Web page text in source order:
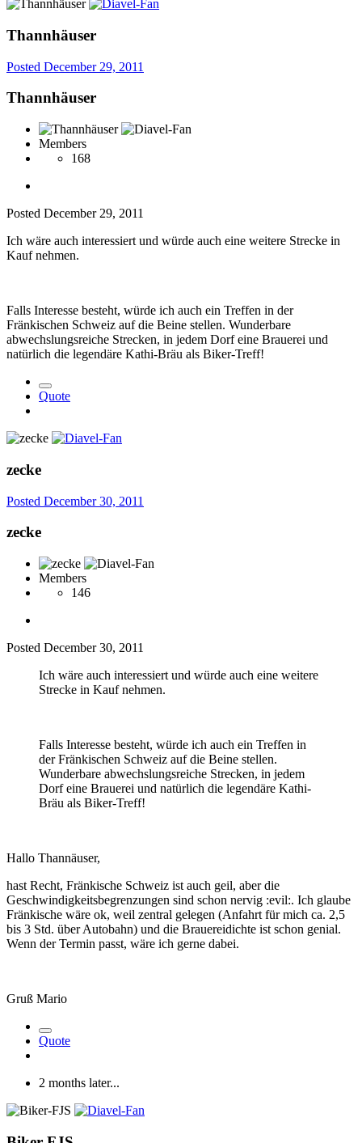
Thannhäuser
Posted December 29, 2011
Thannhäuser
Members
168
Posted December 29, 2011
Ich wäre auch interessiert und würde auch eine weitere Strecke in
Kauf nehmen.
Falls Interesse besteht, würde ich auch ein Treffen in der
Fränkischen Schweiz auf die Beine stellen. Wunderbare
abwechslungsreiche Strecken, in jedem Dorf eine Brauerei und
natürlich die legendäre Kathi-Bräu als Biker-Treff!
Quote
zecke
Posted December 30, 2011
zecke
Members
146
Posted December 30, 2011
Ich wäre auch interessiert und würde auch eine weitere
Strecke in Kauf nehmen.
Falls Interesse besteht, würde ich auch ein Treffen in
der Fränkischen Schweiz auf die Beine stellen.
Wunderbare abwechslungsreiche Strecken, in jedem
Dorf eine Brauerei und natürlich die legendäre Kathi-
Bräu als Biker-Treff!
Hallo Thannäuser,
hast Recht, Fränkische Schweiz ist auch geil, aber die
Geschwindigkeitsbegrenzungen sind schon nervig :evil:. Ich glaube
Fränkische wäre ok, weil zentral gelegen (Anfahrt für mich ca. 2,5
bis 3 Std. über Autobahn) und die Brauereidichte ist schon genial.
Wenn der Termin passt, wäre ich gerne dabei.
Gruß Mario
Quote
2 months later...